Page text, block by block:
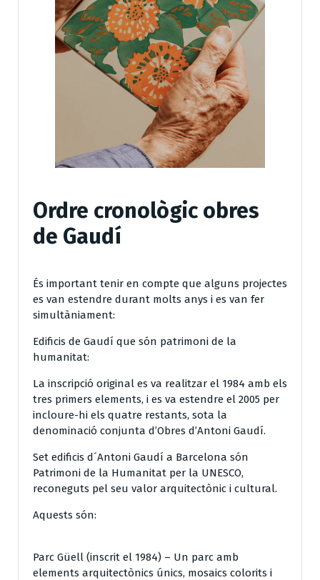
Ordre cronològic obres
de Gaudí
És important tenir en compte que alguns projectes
es van estendre durant molts anys i es van fer
simultàniament:
Edificis de Gaudí que són patrimoni de la
humanitat:
La inscripció original es va realitzar el 1984 amb els
tres primers elements, i es va estendre el 2005 per
incloure-hi els quatre restants, sota la
denominació conjunta d’Obres d’Antoni Gaudí.
Set edificis d´Antoni Gaudí a Barcelona són
Patrimoni de la Humanitat per la UNESCO,
reconeguts pel seu valor arquitectònic i cultural.
Aquests són:
Parc Güell (inscrit el 1984) – Un parc amb
elements arquitectònics únics, mosaics colorits i